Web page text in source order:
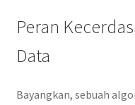
Peran
Data
Bayangkan, sebuah